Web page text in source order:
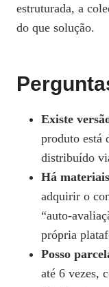
estruturada, a
do que solução.
Existe
produto está
distribuído
Há
adquirir o
própria
Posso
até 6 vezes,